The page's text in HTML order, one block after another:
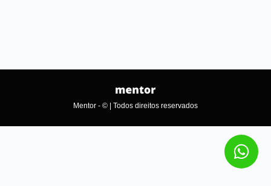
Mentor - © | Todos direitos reservados